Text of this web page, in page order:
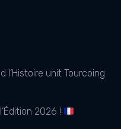
l’Histoire unit Tourcoing
2026 !